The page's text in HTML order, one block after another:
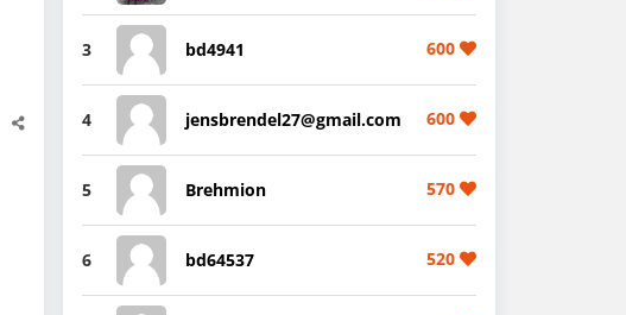
3 bd4941 600
4 jensbrendel27@gmail.com 600
5 Brehmion 570
6 bd64537 520